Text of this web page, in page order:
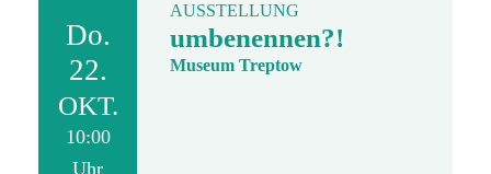
Do.
22.
OKT.
10:00
Uhr
AUSSTELLUNG
umbenennen?!
Museum Treptow